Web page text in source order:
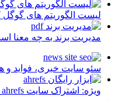
لیست الگوریتم های
مدیریت برند به چه معنا
سئو سایت خبری، فواید و
ویژه: اشتراک سایت ahrefs رایگان شد